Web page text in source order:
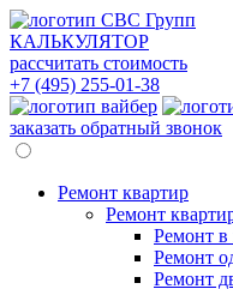
КАЛЬКУЛЯТОР
рассчитать стоимость
+7 (495) 255-01-38
заказать обратный звонок
Ремонт квартир
Ремонт
Ремонт в
Ремонт
Ремонт